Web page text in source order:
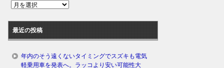
過
ロ
グ
最近の投稿
年内のそう遠くないタイミングでスズキも電気
軽乗用車を発表へ。ラッコより安い可能性大